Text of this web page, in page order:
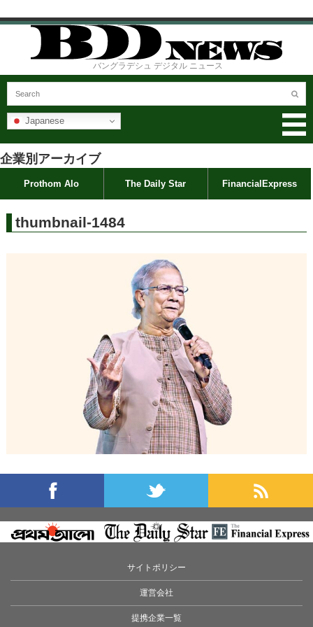
バングラデシュ デジタル ニュース
Japanese
企業別アーカイブ
Prothom Alo The Daily Star FinancialExpress
thumbnail-1484
サイトポリシー
運営会社
提携企業一覧